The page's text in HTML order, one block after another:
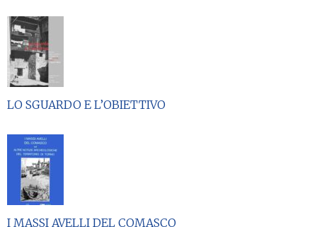
LO SGUARDO E L’OBIETTIVO
I MASSI AVELLI DEL COMASCO